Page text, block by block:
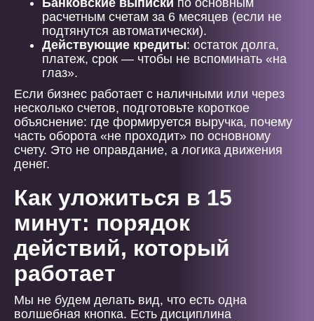
Банковские выписки по основным
расчетным счетам за 6 месяцев (если не
подтянутся автоматически).
Действующие кредиты: остаток долга,
платеж, срок — чтобы не вспоминать «на
глаз».
Если бизнес работает с наличными или через
несколько счетов, подготовьте короткое
объяснение: где формируется выручка, почему
часть оборота «не проходит» по основному
счету. Это не оправдание, а логика движения
денег.
Как уложиться в 15
минут: порядок
действий, который
работает
Мы не будем делать вид, что есть одна
волшебная кнопка. Есть дисциплина